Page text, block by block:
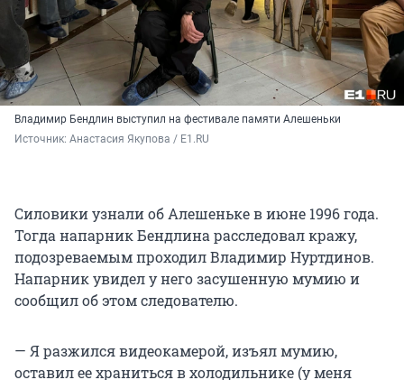
Владимир Бендлин выступил на фестивале памяти Алешеньки
Источник: Анастасия Якупова / E1.RU
Силовики узнали об Алешеньке в июне 1996 года.
Тогда напарник Бендлина расследовал кражу,
подозреваемым проходил Владимир Нуртдинов.
Напарник увидел у него засушенную мумию и
сообщил об этом следователю.
— Я разжился видеокамерой, изъял мумию,
оставил ее храниться в холодильнике (у меня